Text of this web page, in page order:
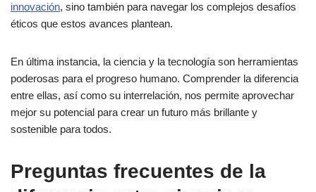
innovación, sino también para navegar los complejos desafíos
éticos que estos avances plantean.
En última instancia, la ciencia y la tecnología son herramientas
poderosas para el progreso humano. Comprender la diferencia
entre ellas, así como su interrelación, nos permite aprovechar
mejor su potencial para crear un futuro más brillante y
sostenible para todos.
Preguntas frecuentes de la